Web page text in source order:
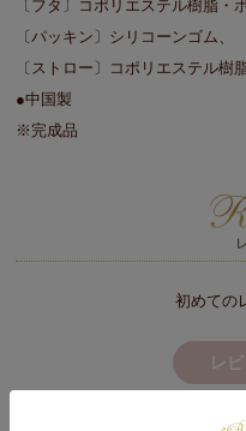
〔フタ〕コポリエステル樹脂・
〔パッキン〕シリコーンゴム、
〔ストロー〕コポリエステル樹
●中国製
※完成品
初めての
レ